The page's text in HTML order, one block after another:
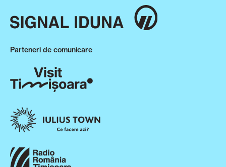
Parteneri de comunicare